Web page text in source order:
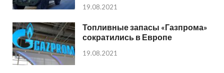
19.08.2021
Топливные запасы «Газпрома»
сократились в Европе
19.08.2021